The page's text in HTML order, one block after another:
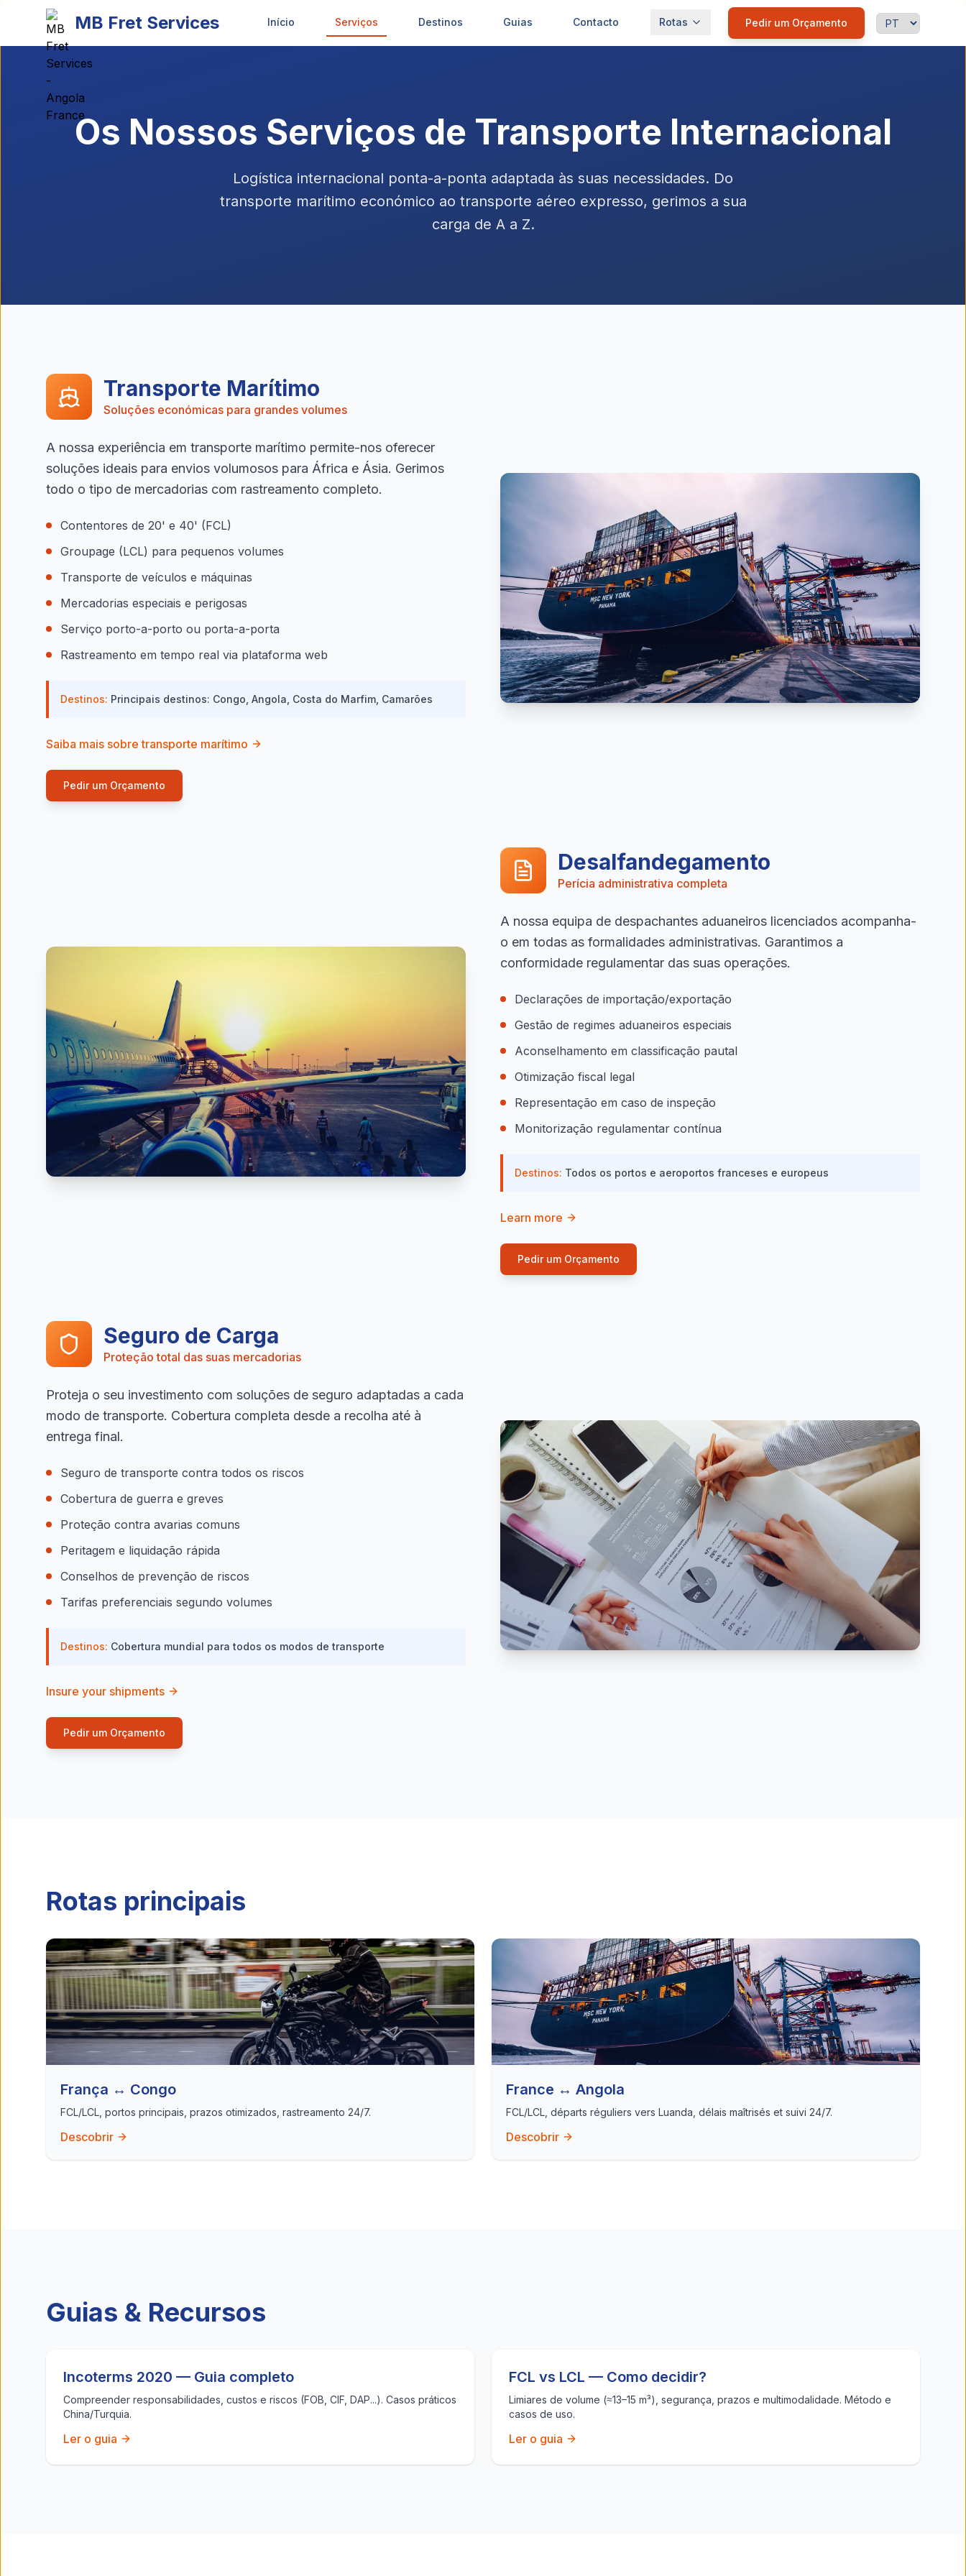
Passer au contenu principal
MB Fret Services Início Serviços Destinos Guias Contacto Rotas Pedir um Orçamento Idioma
Os Nossos Serviços de Transporte Internacional
Logística internacional ponta-a-ponta adaptada às suas necessidades. Do
transporte marítimo económico ao transporte aéreo expresso, gerimos a sua
carga de A a Z.
Transporte Marítimo
Soluções económicas para grandes volumes
A nossa experiência em transporte marítimo permite-nos oferecer
soluções ideais para envios volumosos para África e Ásia. Gerimos
todo o tipo de mercadorias com rastreamento completo.
Contentores de 20' e 40' (FCL)
Groupage (LCL) para pequenos volumes
Transporte de veículos e máquinas
Mercadorias especiais e perigosas
Serviço porto-a-porto ou porta-a-porta
Rastreamento em tempo real via plataforma web
Destinos: Principais destinos: Congo, Angola, Costa do Marfim, Camarões
Saiba mais sobre transporte marítimo
Pedir um Orçamento
Desalfandegamento
Perícia administrativa completa
A nossa equipa de despachantes aduaneiros licenciados acompanha-
o em todas as formalidades administrativas. Garantimos a
conformidade regulamentar das suas operações.
Declarações de importação/exportação
Gestão de regimes aduaneiros especiais
Aconselhamento em classificação pautal
Otimização fiscal legal
Representação em caso de inspeção
Monitorização regulamentar contínua
Destinos: Todos os portos e aeroportos franceses e europeus
Learn more
Pedir um Orçamento
Seguro de Carga
Proteção total das suas mercadorias
Proteja o seu investimento com soluções de seguro adaptadas a cada
modo de transporte. Cobertura completa desde a recolha até à
entrega final.
Seguro de transporte contra todos os riscos
Cobertura de guerra e greves
Proteção contra avarias comuns
Peritagem e liquidação rápida
Conselhos de prevenção de riscos
Tarifas preferenciais segundo volumes
Destinos: Cobertura mundial para todos os modos de transporte
Insure your shipments
Pedir um Orçamento
Rotas principais
França ↔ Congo
FCL/LCL, portos principais, prazos otimizados, rastreamento 24/7.
Descobrir
France ↔ Angola
FCL/LCL, départs réguliers vers Luanda, délais maîtrisés et suivi 24/7.
Descobrir
Guias & Recursos
Incoterms 2020 — Guia completo
Compreender responsabilidades, custos e riscos (FOB, CIF, DAP...). Casos práticos
China/Turquia.
Ler o guia
FCL vs LCL — Como decidir?
Limiares de volume (≈13–15 m³), segurança, prazos e multimodalidade. Método e
casos de uso.
Ler o guia